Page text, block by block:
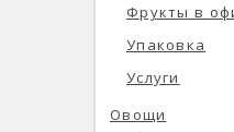
Фрукты в
Упаковка
Услуги
Овощи